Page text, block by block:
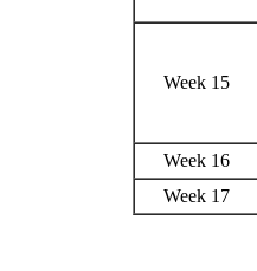
Week 15
Week 16
Week 17